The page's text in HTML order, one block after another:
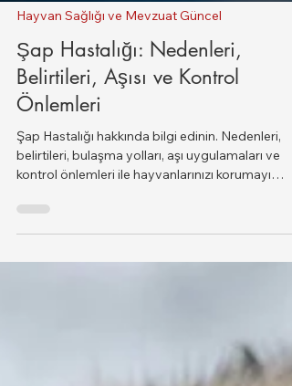
Hayvan Sağlığı ve Mevzuat Güncel
Şap Hastalığı: Nedenleri,
Belirtileri, Aşısı ve Kontrol
Önlemleri
Şap Hastalığı hakkında bilgi edinin. Nedenleri,
kontrol önlemleri ile hayvanlarınızı korumayı
öğrenin.